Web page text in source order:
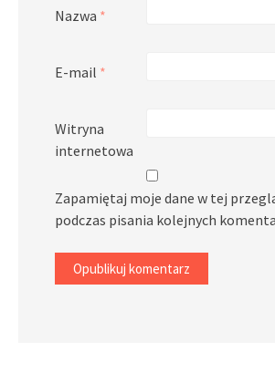
Nazwa *
E-mail *
Witryna
internetowa
Zapamiętaj moje dane w tej
podczas pisania kolejnych